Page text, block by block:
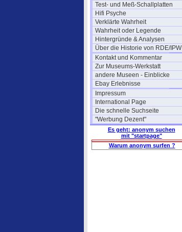
Test- und Meß-Schallplatten
Hifi Psyche
Verklärte Wahrheit
Wahrheit oder Legende
Hintergründe & Analysen
Über die Historie von RDE/IPW
Kontakt und Kommentar
Zur Museums-Werkstatt
andere Museen - Einblicke
Ebay Erlebnisse
Impressum
International Page
Die schnelle Suchseite
"Werbung Dezent"
Es geht: anonym suchen
mit "startpage"
Warum anonym surfen ?